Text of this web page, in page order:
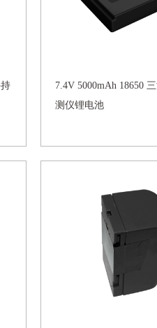
7.4V 5000mAh 18650
测仪锂电池